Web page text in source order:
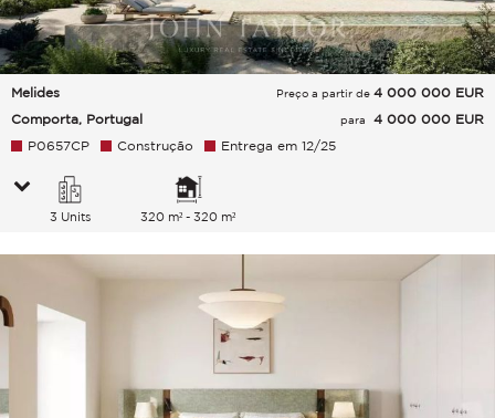
Melides
Comporta, Portugal
Preço a partir de 4 000 000 EUR
para
4 000 000 EUR
P0657CP
Construção Entrega em 12/25
3 Units 320 m² - 320 m²